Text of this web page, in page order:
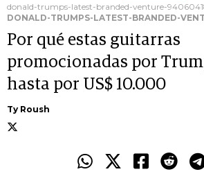
donald-trumps-latest-branded-venture-
DONALD-TRUMPS-LATEST-BRANDED-
Por qué estas guitarras
promocionadas por
hasta por US$ 10.000
Ty Roush